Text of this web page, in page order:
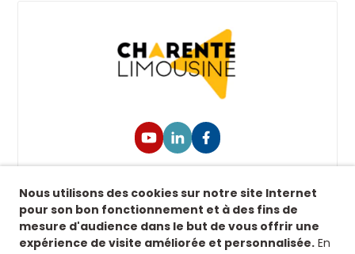
Retrouvez-nous sur nos réseaux sociaux afin de
suivre toutes nos actualités.
Nous utilisons des cookies sur notre site Internet
pour son bon fonctionnement et à des fins de
mesure d'audience dans le but de vous offrir une
expérience de visite améliorée et personnalisée. En